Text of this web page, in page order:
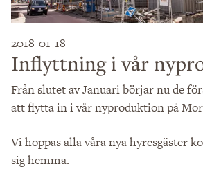
2018-01-18
Inflyttning i vår
Från slutet av Januari börjar nu de
att flytta in i vår nyproduktion på
Vi hoppas alla våra nya hyresgäster
sig hemma.